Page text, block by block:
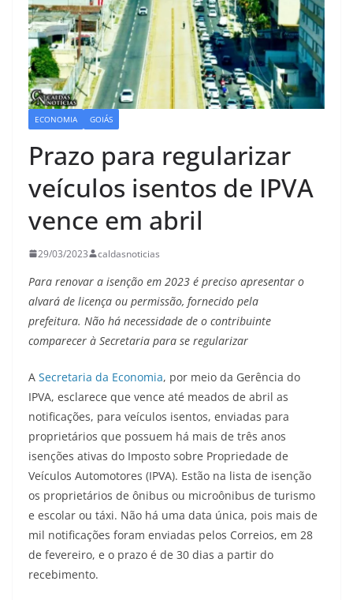
ECONOMIA GOIÁS
Prazo para regularizar
veículos isentos de IPVA
vence em abril
29/03/2023 caldasnoticias
Para renovar a isenção em 2023 é preciso apresentar o
alvará de licença ou permissão, fornecido pela
prefeitura. Não há necessidade de o contribuinte
comparecer à Secretaria para se regularizar
A Secretaria da Economia, por meio da Gerência do
IPVA, esclarece que vence até meados de abril as
notificações, para veículos isentos, enviadas para
proprietários que possuem há mais de três anos
isenções ativas do Imposto sobre Propriedade de
Veículos Automotores (IPVA). Estão na lista de isenção
os proprietários de ônibus ou microônibus de turismo
e escolar ou táxi. Não há uma data única, pois mais de
mil notificações foram enviadas pelos Correios, em 28
de fevereiro, e o prazo é de 30 dias a partir do
recebimento.